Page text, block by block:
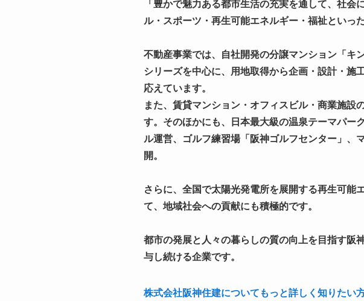
「豊かで魅力ある都市生活の充実を通して、社
ル・スポーツ・再生可能エネルギー・福祉といっ
不動産事業では、自社開発の分譲マンション「キ
シリーズを中心に、用地取得から企画・設計・施
応えています。
また、賃貸マンション・オフィスビル・商業施設
す。そのほかにも、日本最大級の温泉テーマパー
ル運営、ゴルフ練習場「阪神ゴルフセンター」、
開。
さらに、全国で太陽光発電所を展開する再生可能
て、地域社会への貢献にも積極的です。
都市の発展と人々の暮らしの質の向上を目指す阪
与し続ける企業です。
株式会社阪神住建についてもっと詳しく知りたい